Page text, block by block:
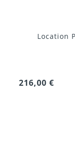
Location
216,00 €